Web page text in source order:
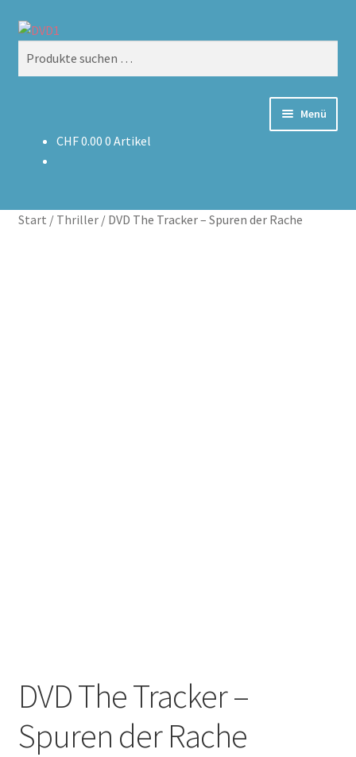
Zur
Zum
Suchen
Menü
CHF0.00 0 Artikel
Start / Thriller/ DVD The Tracker – Spuren der Rache
DVD The Tracker –
Spuren der Rache